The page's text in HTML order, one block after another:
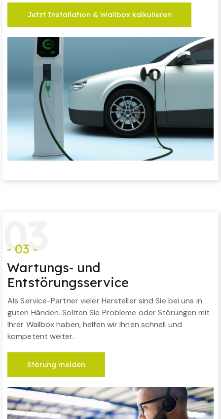
Jetzt Installation & Wallbox kalkulieren
03
- 03 -
Wartungs- und
Entstörungsservice
Als Service-Partner vieler Hersteller sind Sie bei uns in
guten Händen. Sollten Sie Probleme oder Störungen mit
Ihrer Wallbox haben, helfen wir Ihnen schnell und
kompetent weiter.
Störung melden